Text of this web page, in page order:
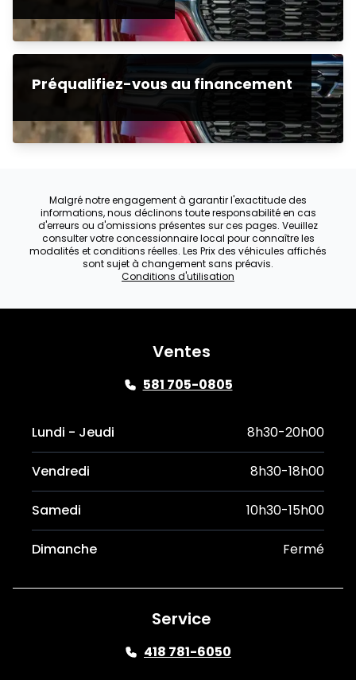
Préqualifiez-vous au financement
Malgré notre engagement à garantir l'exactitude des
informations, nous déclinons toute responsabilité en cas
d'erreurs ou d'omissions présentes sur ces pages. Veuillez
consulter votre concessionnaire local pour connaître les
modalités et conditions réelles. Les Prix des véhicules affichés
sont sujet à changement sans préavis.
Conditions d'utilisation
Ventes
581 705-0805
Lundi - Jeudi 8h30-20h00
Vendredi 8h30-18h00
Samedi 10h30-15h00
Dimanche Fermé
Service
418 781-6050